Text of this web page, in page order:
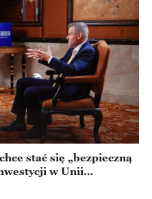
stać się „bezpieczną
w Unii